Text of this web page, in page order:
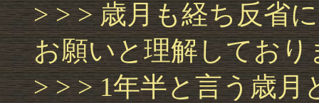
> > > 歳月も経ち反省
お願いと理解しており
> > > 1年半と言う歳